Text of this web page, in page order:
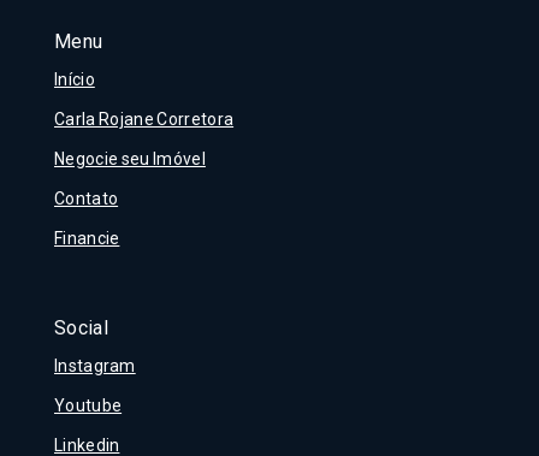
Menu
Início
Carla Rojane Corretora
Negocie seu Imóvel
Contato
Financie
Social
Instagram
Youtube
Linkedin